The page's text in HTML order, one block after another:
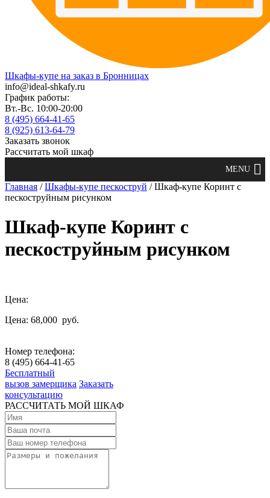
Шкафы-купе на заказ в Бронницах
info@ideal-shkafy.ru
График работы:
Вт.-Вс. 10:00-20:00
8 (495) 664-41-65
8 (925) 613-64-79
Заказать звонок
Рассчитать мой шкаф
Главная /Шкафы-купе пескоструй / Шкаф-купе Коринт с
пескоструйным рисунком
Шкаф-купе Коринт с
пескоструйным рисунком
Цена:
Цена: 68,000 руб.
Номер телефона:
8 (495) 664-41-65
Бесплатный
вызов замерщика Заказать
консультацию
РАССЧИТАТЬ МОЙ ШКАФ